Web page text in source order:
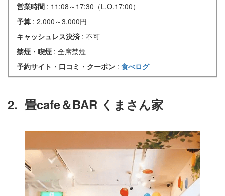
営業時間 : 11:08～17:30（L.O.17:00）
予算 : 2,000～3,000円
キャッシュレス決済 : 不可
禁煙・喫煙 : 全席禁煙
予約サイト・口コミ・クーポン : 食べログ
2. 畳cafe＆BAR くまさん家